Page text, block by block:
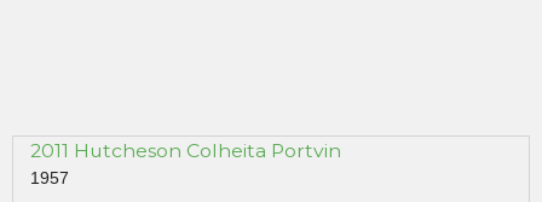
2011 Hutcheson Colheita Portvin
1957